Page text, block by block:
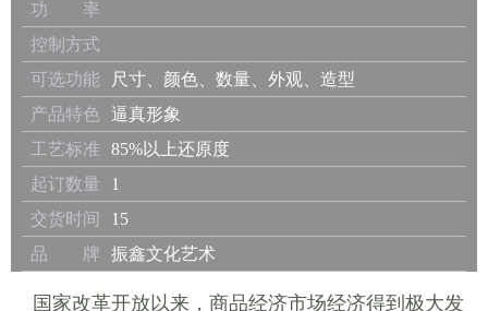
功 率
控制方式
可选功能
尺寸、颜色、数量、外观、造型
产品特色
逼真形象
工艺标准
85%以上还原度
起订数量
1
交货时间
15
品 牌
振鑫文化艺术
国家改革开放以来，商品经济市场经济得到极大发